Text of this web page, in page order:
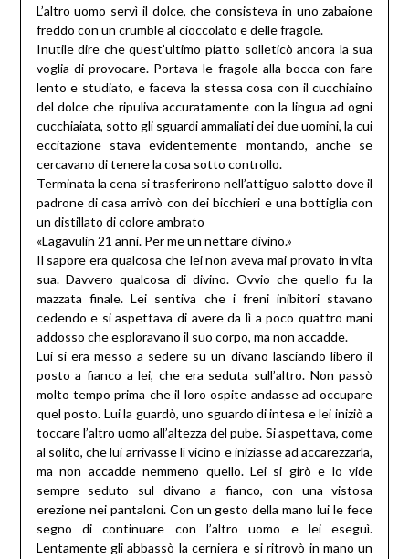
L’altro uomo servì il dolce, che consisteva in uno zabaione
freddo con un crumble al cioccolato e delle fragole.
Inutile dire che quest’ultimo piatto solleticò ancora la sua
voglia di provocare. Portava le fragole alla bocca con fare
lento e studiato, e faceva la stessa cosa con il cucchiaino
del dolce che ripuliva accuratamente con la lingua ad ogni
cucchiaiata, sotto gli sguardi ammaliati dei due uomini, la cui
eccitazione stava evidentemente montando, anche se
cercavano di tenere la cosa sotto controllo.
Terminata la cena si trasferirono nell’attiguo salotto dove il
padrone di casa arrivò con dei bicchieri e una bottiglia con
un distillato di colore ambrato
«Lagavulin 21 anni. Per me un nettare divino.»
Il sapore era qualcosa che lei non aveva mai provato in vita
sua. Davvero qualcosa di divino. Ovvio che quello fu la
mazzata finale. Lei sentiva che i freni inibitori stavano
cedendo e si aspettava di avere da lì a poco quattro mani
addosso che esploravano il suo corpo, ma non accadde.
Lui si era messo a sedere su un divano lasciando libero il
posto a fianco a lei, che era seduta sull’altro. Non passò
molto tempo prima che il loro ospite andasse ad occupare
quel posto. Lui la guardò, uno sguardo di intesa e lei iniziò a
toccare l’altro uomo all’altezza del pube. Si aspettava, come
al solito, che lui arrivasse lì vicino e iniziasse ad accarezzarla,
ma non accadde nemmeno quello. Lei si girò e lo vide
sempre seduto sul divano a fianco, con una vistosa
erezione nei pantaloni. Con un gesto della mano lui le fece
segno di continuare con l’altro uomo e lei eseguì.
Lentamente gli abbassò la cerniera e si ritrovò in mano un